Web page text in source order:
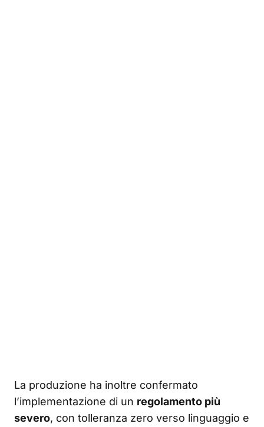
La produzione ha inoltre confermato
l’implementazione di un regolamento più
severo, con tolleranza zero verso linguaggio e